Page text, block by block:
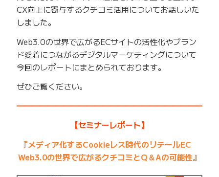
CX向上に寄与するクチコミ活用についてお話しいた
しました。
Web3.0の世界で広がるECサイトの活性化やブラン
ド愛着につながるデジタルマーケティングについて
今回のレポートにまとめられております。
ぜひご覧ください。
【セミナーレポート】
『メディア化するCookieレス時代のリテールEC
Web3.0の世界で広がるクチコミとQ＆Aの可能性』